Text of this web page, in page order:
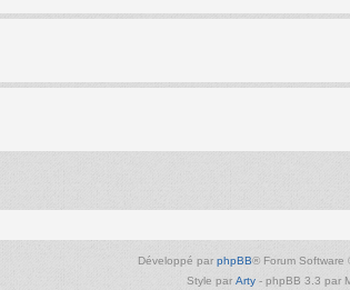
Développé par phpBB® Forum Software
Style par Arty - phpBB 3.3 par